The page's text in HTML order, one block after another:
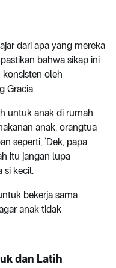
dari apa yang mereka
bahwa sikap ini
oleh
Gracia.
untuk anak di rumah.
anak, orangtua
seperti, ‘Dek, papa
itu jangan lupa
si kecil.
bekerja sama
anak tidak
dan Latih